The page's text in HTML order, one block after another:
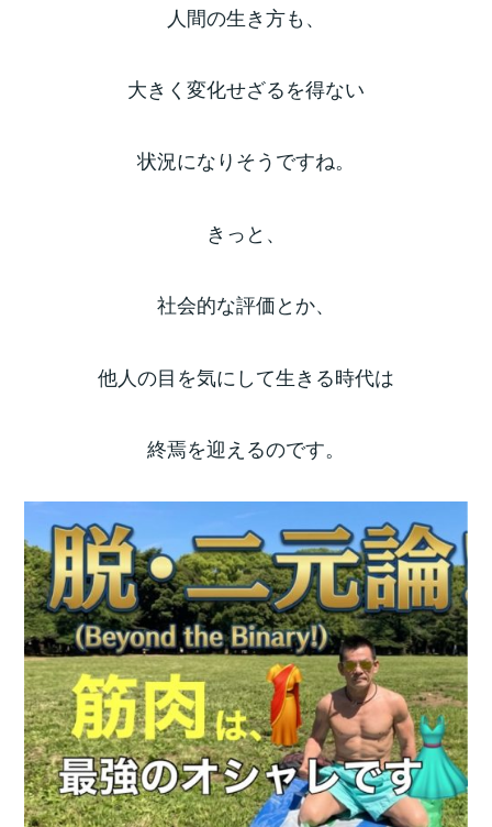
人間の生き方も、
大きく変化せざるを得ない
状況になりそうですね。
きっと、
社会的な評価とか、
他人の目を気にして生きる時代は
終焉を迎えるのです。